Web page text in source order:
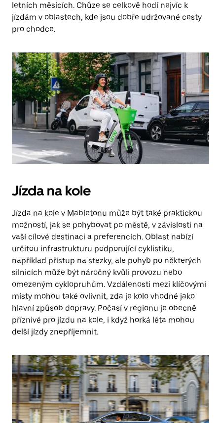
letních měsících. Chůze se celkově hodí nejvíc k
jízdám v oblastech, kde jsou dobře udržované cesty
pro chodce.
Jízda na kole
Jízda na kole v Mabletonu může být také praktickou
možností, jak se pohybovat po městě, v závislosti na
vaší cílové destinaci a preferencích. Oblast nabízí
určitou infrastrukturu podporující cyklistiku,
například přístup na stezky, ale pohyb po některých
silnicích může být náročný kvůli provozu nebo
omezeným cyklopruhům. Vzdálenosti mezi klíčovými
místy mohou také ovlivnit, zda je kolo vhodné jako
hlavní způsob dopravy. Počasí v regionu je obecně
příznivé pro jízdu na kole, i když horká léta mohou
delší jízdy znepříjemnit.